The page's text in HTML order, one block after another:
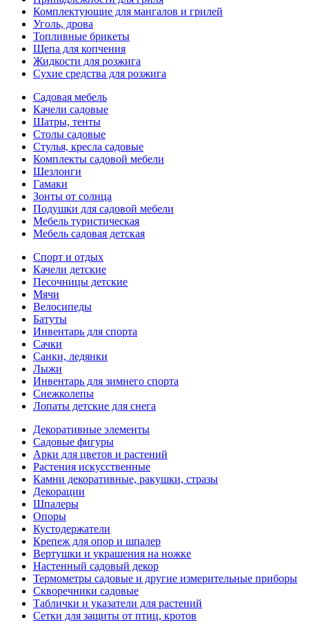
Комплектующие для мангалов и грилей
Уголь, дрова
Топливные брикеты
Щепа для копчения
Жидкости для розжига
Сухие средства для розжига
Садовая мебель
Качели садовые
Шатры, тенты
Столы садовые
Стулья, кресла садовые
Комплекты садовой мебели
Шезлонги
Гамаки
Зонты от солнца
Подушки для садовой мебели
Мебель туристическая
Мебель садовая детская
Спорт и отдых
Качели детские
Песочницы детские
Мячи
Велосипеды
Батуты
Инвентарь для спорта
Сачки
Санки, ледянки
Лыжи
Инвентарь для зимнего спорта
Снежколепы
Лопаты детские для снега
Декоративные элементы
Садовые фигуры
Арки для цветов и растений
Растения искусственные
Камни декоративные, ракушки, стразы
Декорации
Шпалеры
Опоры
Кустодержатели
Крепеж для опор и шпалер
Вертушки и украшения на ножке
Настенный садовый декор
Термометры садовые и другие измерительные приборы
Скворечники садовые
Таблички и указатели для растений
Сетки для защиты от птиц, кротов